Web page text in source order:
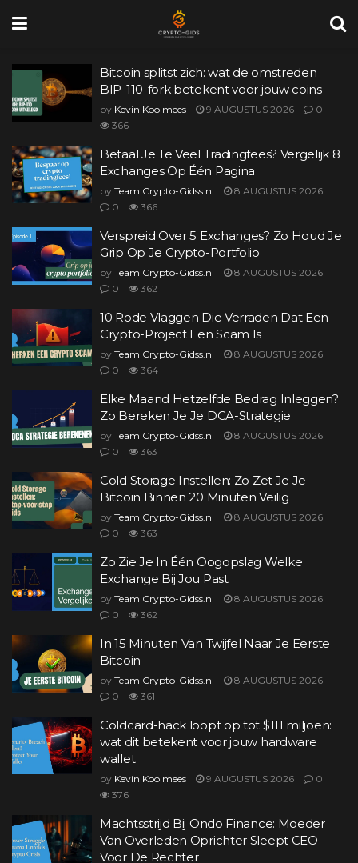
Bitcoin splitst zich: wat de omstreden
BIP-110-fork betekent voor jouw coins
by Kevin Koolmees 9 AUGUSTUS 2026
0
366
Betaal Je Te Veel Tradingfees? Vergelijk 8
Exchanges Op Één Pagina
by Team Crypto-Gidss.nl
8 AUGUSTUS 2026
0
366
Verspreid Over 5 Exchanges? Zo Houd Je
Grip Op Je Crypto-Portfolio
by Team Crypto-Gidss.nl
8 AUGUSTUS 2026
0
362
10 Rode Vlaggen Die Verraden Dat Een
Crypto-Project Een Scam Is
by Team Crypto-Gidss.nl
8 AUGUSTUS 2026
0
364
Elke Maand Hetzelfde Bedrag Inleggen?
Zo Bereken Je Je DCA-Strategie
by Team Crypto-Gidss.nl
8 AUGUSTUS 2026
0
363
Cold Storage Instellen: Zo Zet Je Je
Bitcoin Binnen 20 Minuten Veilig
by Team Crypto-Gidss.nl
8 AUGUSTUS 2026
0
363
Zo Zie Je In Één Oogopslag Welke
Exchange Bij Jou Past
by Team Crypto-Gidss.nl
8 AUGUSTUS 2026
0
362
In 15 Minuten Van Twijfel Naar Je Eerste
Bitcoin
by Team Crypto-Gidss.nl
8 AUGUSTUS 2026
0
361
Coldcard-hack loopt op tot $111 miljoen:
wat dit betekent voor jouw hardware
wallet
by Kevin Koolmees 9 AUGUSTUS 2026
0
376
Machtsstrijd Bij Ondo Finance: Moeder
Van Overleden Oprichter Sleept CEO
Voor De Rechter